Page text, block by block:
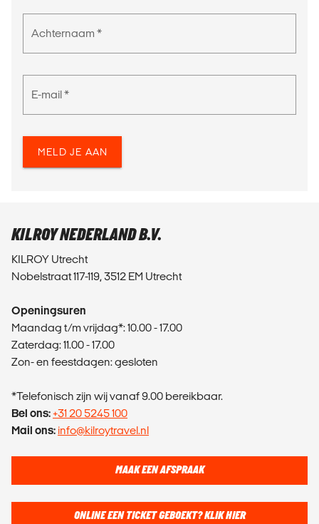
Achternaam *
E-mail *
MELD JE AAN
KILROY NEDERLAND B.V.
KILROY Utrecht
Nobelstraat 117-119, 3512 EM Utrecht
Openingsuren
Maandag t/m vrijdag*: 10.00 - 17.00
Zaterdag: 11.00 - 17.00
Zon- en feestdagen: gesloten
*Telefonisch zijn wij vanaf 9.00 bereikbaar.
Bel ons:+31 20 5245 100
Mail ons: info@kilroytravel.nl
MAAK EEN AFSPRAAK
ONLINE EEN TICKET GEBOEKT? KLIK HIER